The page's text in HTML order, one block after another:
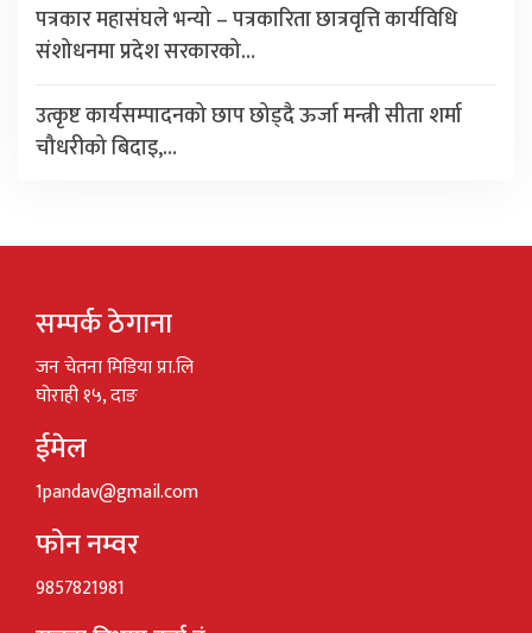
पत्रकार महासंघले भन्यो – पत्रकारिता छात्रवृत्ति कार्यविधि
संशोधनमा प्रदेश सरकारको…
उत्कृष्ट कार्यसम्पादनको छाप छोड्दै ऊर्जा मन्त्री सीता शर्मा
चौधरीको बिदाइ,…
सम्पर्क ठेगाना
जन चेतना मिडिया प्रा.लि
घोराही १५, दाङ
ईमेल
1pandav@gmail.com
फोन नम्वर
9857821981